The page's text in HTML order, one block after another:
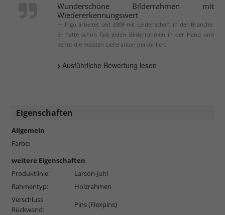
Wunderschöne Bilderrahmen mit
Wiedererkennungswert
Ingo arbeitet seit 2009 mit Leidenschaft in der Branche.
Er hatte schon fast jeden Bilderrahmen in der Hand und
kennt die meisten Lieferanten persönlich.
Ausführliche Bewertung lesen
Eigenschaften
Allgemein
Farbe:
weitere Eigenschaften
Produktlinie:
Larson-Juhl
Rahmentyp:
Holzrahmen
Verschluss
Rückwand:
Pins (Flexpins)